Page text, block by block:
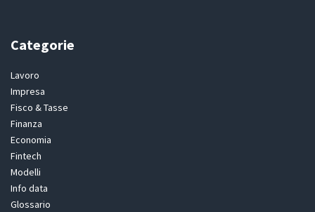
Categorie
Lavoro
Impresa
Fisco & Tasse
Finanza
Economia
Fintech
Modelli
Info data
Glossario